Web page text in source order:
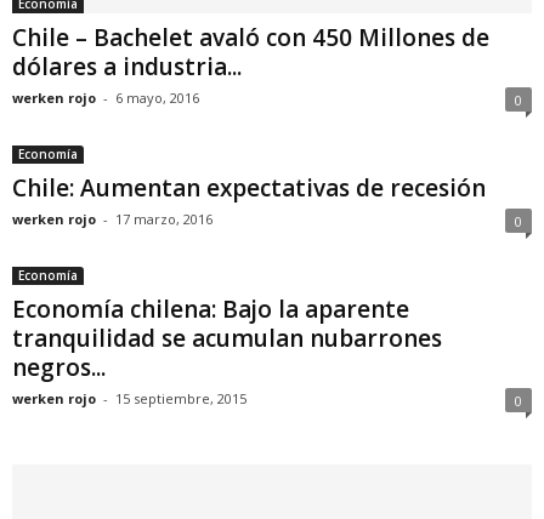
Economía
Chile – Bachelet avaló con 450 Millones de
dólares a industria...
werken rojo - 6 mayo, 2016 0
Economía
Chile: Aumentan expectativas de recesión
werken rojo - 17 marzo, 2016 0
Economía
Economía chilena: Bajo la aparente
tranquilidad se acumulan nubarrones
negros...
werken rojo - 15 septiembre, 2015 0